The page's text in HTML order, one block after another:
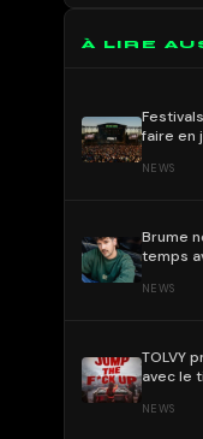
À LIRE
faire en
NEWS
Brume
temps
NEWS
TOLVY
avec le
NEWS